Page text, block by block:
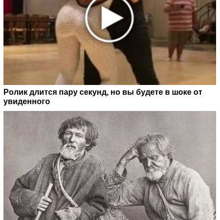
Ролик длится пару секунд, но вы будете в шоке от
увиденного